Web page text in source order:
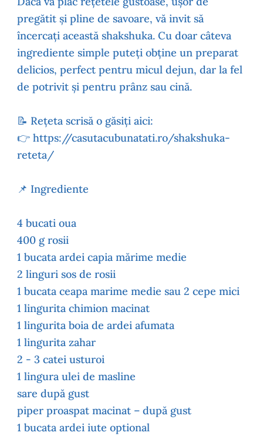
pregătit și pline de savoare, vă invit să
încercați această shakshuka. Cu doar câteva
ingrediente simple puteți obține un preparat
delicios, perfect pentru micul dejun, dar la fel
de potrivit și pentru prânz sau cină.
📝 Rețeta scrisă o găsiți aici:
👉 https://casutacubunatati.ro/shakshuka-
reteta/
📌 Ingrediente
4 bucati oua
400 g rosii
1 bucata ardei capia mărime medie
2 linguri sos de rosii
1 bucata ceapa marime medie sau 2 cepe mici
1 lingurita chimion macinat
1 lingurita boia de ardei afumata
1 lingurita zahar
2 - 3 catei usturoi
1 lingura ulei de masline
sare după gust
piper proaspat macinat – după gust
1 bucata ardei iute optional